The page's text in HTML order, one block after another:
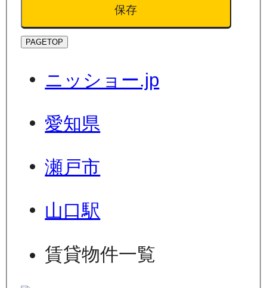
保存
PAGETOP
ニッショー.jp
愛知県
瀬戸市
山口駅
賃貸物件一覧